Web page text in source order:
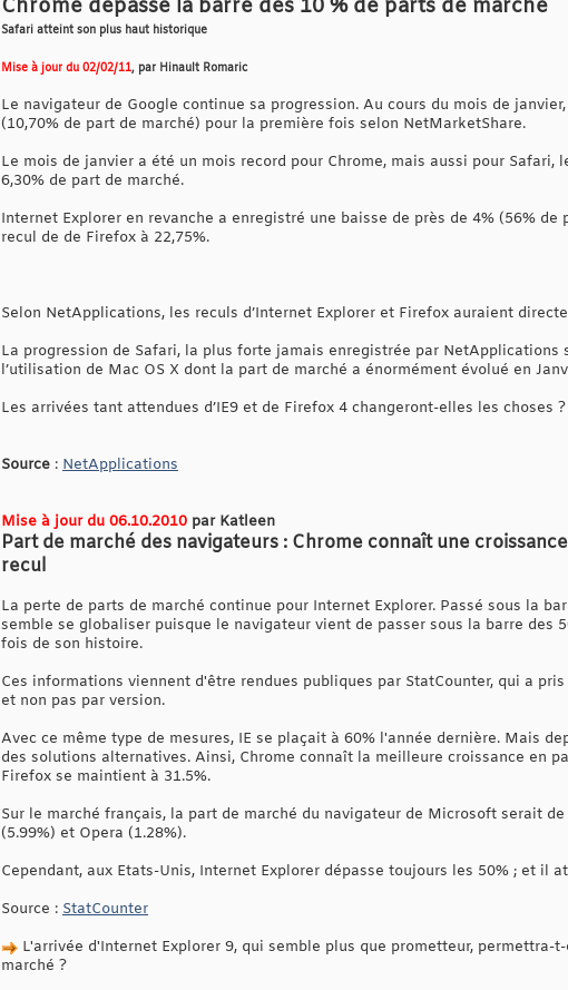
Chrome dépasse la barre des 10 % de parts de marché
Safari atteint son plus haut historique
Mise à jour du 02/02/11, par Hinault Romaric
Le navigateur de Google continue sa progression. Au cours du mois de
(10,70% de part de marché) pour la première fois selon NetMarketShare.
Le mois de janvier a été un mois record pour Chrome, mais aussi pour
6,30% de part de marché.
Internet Explorer en revanche a enregistré une baisse de près de 4% (56%
recul de de Firefox à 22,75%.
Selon NetApplications, les reculs d’Internet Explorer et Firefox auraient
La progression de Safari, la plus forte jamais enregistrée par
l’utilisation de Mac OS X dont la part de marché a énormément évolué en
Les arrivées tant attendues d’IE9 et de Firefox 4 changeront-elles les choses ?
Source : NetApplications
Mise à jour du 06.10.2010 par Katleen
Part de marché des navigateurs : Chrome connaît une
recul
La perte de parts de marché continue pour Internet Explorer. Passé sous la
semble se globaliser puisque le navigateur vient de passer sous la barre des
fois de son histoire.
Ces informations viennent d'être rendues publiques par StatCounter, qui a
et non pas par version.
Avec ce même type de mesures, IE se plaçait à 60% l'année dernière. Mais
des solutions alternatives. Ainsi, Chrome connaît la meilleure croissance en
Firefox se maintient à 31.5%.
Sur le marché français, la part de marché du navigateur de Microsoft serait
(5.99%) et Opera (1.28%).
Cependant, aux Etats-Unis, Internet Explorer dépasse toujours les 50% ; et il
Source : StatCounter
L'arrivée d'Internet Explorer 9, qui semble plus que prometteur,
marché ?